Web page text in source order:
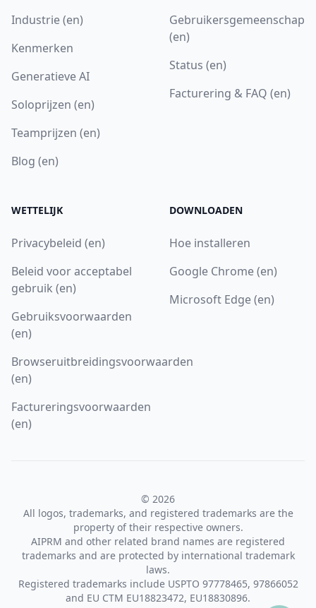
Industrie (en)
Kenmerken
Generatieve AI
Soloprijzen (en)
Teamprijzen (en)
Blog (en)
Gebruikersgemeenschap
(en)
Status (en)
Facturering & FAQ (en)
WETTELIJK
Privacybeleid (en)
Beleid voor acceptabel
gebruik (en)
Gebruiksvoorwaarden
(en)
Browseruitbreidingsvoorwaarden
(en)
Factureringsvoorwaarden
(en)
DOWNLOADEN
Hoe installeren
Google Chrome (en)
Microsoft Edge (en)
© 2026
All logos, trademarks, and registered trademarks are the
property of their respective owners.
AIPRM and other related brand names are registered
trademarks and are protected by international trademark
laws.
Registered trademarks include USPTO 97778465, 97866052
and EU CTM EU18823472, EU18830896.